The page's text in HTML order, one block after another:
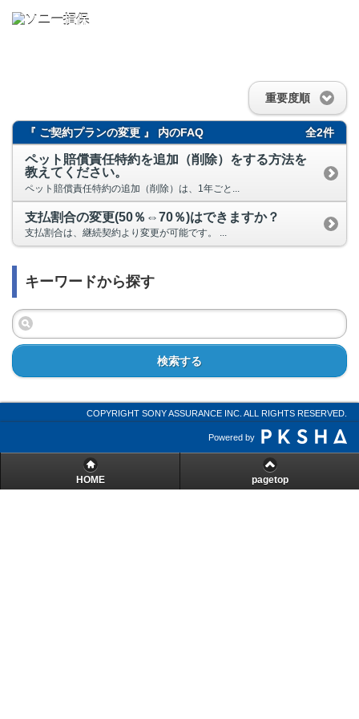
重要度順
『 ご契約プランの変更 』 内のFAQ 全2件
ペット賠償責任特約を追加（削除）をする方法を
教えてください。
ペット賠償責任特約の追加（削除）は、1年ごと...
支払割合の変更(50％⇔70％)はできますか？
支払割合は、継続契約より変更が可能です。 ...
キーワードから探す
検索する
COPYRIGHT SONY ASSURANCE INC. ALL RIGHTS RESERVED.
Powered by
HOME pagetop